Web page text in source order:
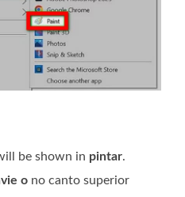
be shown in pintar.
o no canto superior